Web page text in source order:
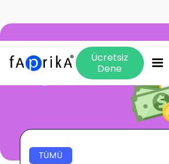
Ücretsiz
Dene
TÜMÜ